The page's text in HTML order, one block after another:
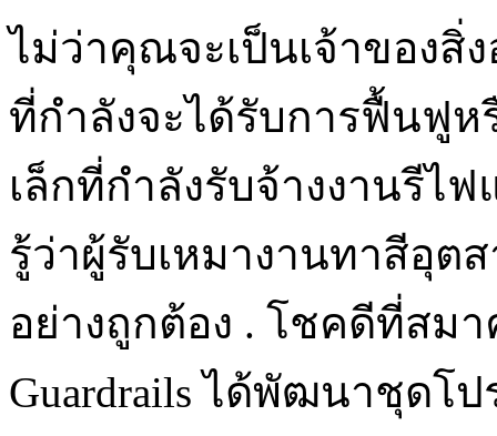
ไม่ว่าคุณจะเป็นเจ้าของ
ที่กำลังจะได้รับการฟื้นฟู
เล็กที่กำลังรับจ้างงานรี
รู้ว่าผู้รับเหมางานทาสีอุ
อย่างถูกต้อง . โชคดีที่สม
Guardrails ได้พัฒนาชุดโ